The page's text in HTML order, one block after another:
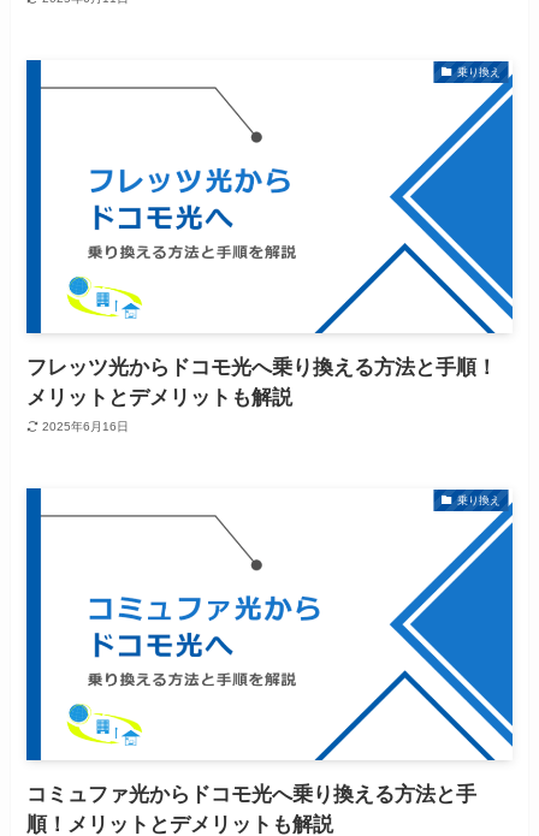
乗り換え
フレッツ光からドコモ光へ乗り換える方法と手順！
メリットとデメリットも解説
2025年6月16日
乗り換え
コミュファ光からドコモ光へ乗り換える方法と手
順！メリットとデメリットも解説